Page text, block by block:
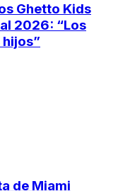
Ghetto Kids
2026: “Los
de Miami